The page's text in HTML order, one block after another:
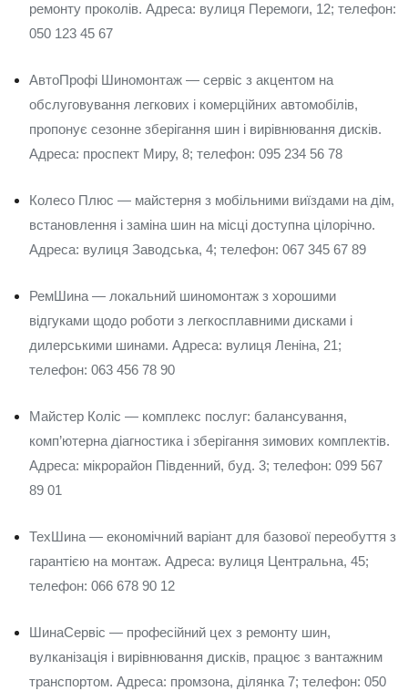
ремонту проколів. Адреса: вулиця Перемоги, 12; телефон:
050 123 45 67
АвтоПрофі Шиномонтаж — сервіс з акцентом на
обслуговування легкових і комерційних автомобілів,
пропонує сезонне зберігання шин і вирівнювання дисків.
Адреса: проспект Миру, 8; телефон: 095 234 56 78
Колесо Плюс — майстерня з мобільними виїздами на дім,
встановлення і заміна шин на місці доступна цілорічно.
Адреса: вулиця Заводська, 4; телефон: 067 345 67 89
РемШина — локальний шиномонтаж з хорошими
відгуками щодо роботи з легкосплавними дисками і
дилерськими шинами. Адреса: вулиця Леніна, 21;
телефон: 063 456 78 90
Майстер Коліс — комплекс послуг: балансування,
комп’ютерна діагностика і зберігання зимових комплектів.
Адреса: мікрорайон Південний, буд. 3; телефон: 099 567
89 01
ТехШина — економічний варіант для базової переобуття з
гарантією на монтаж. Адреса: вулиця Центральна, 45;
телефон: 066 678 90 12
ШинаСервіс — професійний цех з ремонту шин,
вулканізація і вирівнювання дисків, працює з вантажним
транспортом. Адреса: промзона, ділянка 7; телефон: 050